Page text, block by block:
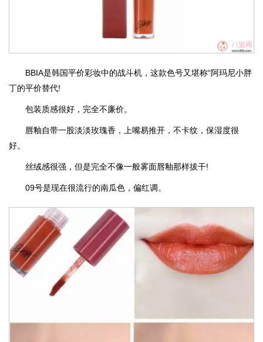
BBIA是韩国平价彩妆中的战斗机，这款色号又堪称“阿玛尼小胖
丁的平价替代!
包装质感很好，完全不廉价。
唇釉自带一股淡淡玫瑰香，上嘴易推开，不卡纹，保湿度很
好。
丝绒感很强，但是完全不像一般雾面唇釉那样拔干!
09号是现在很流行的南瓜色，偏红调。